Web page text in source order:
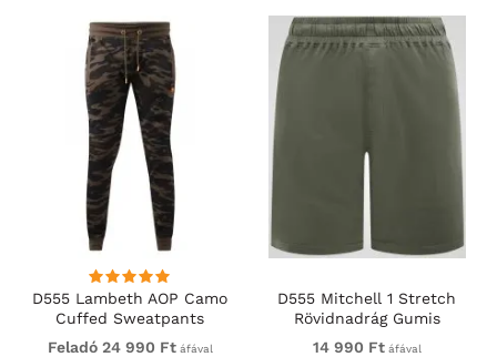
D555 Lambeth AOP Camo
Cuffed Sweatpants
Feladó 24 990 Ftáfával
D555 Mitchell 1 Stretch
Rövidnadrág Gumis
Derékkal Khaki
14 990 Ftáfával